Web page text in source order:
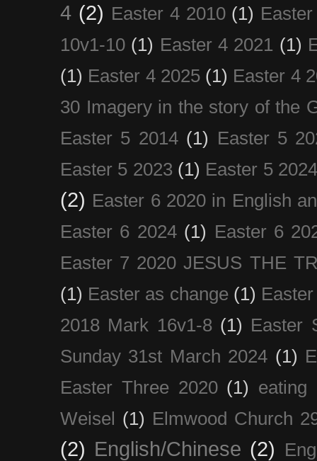
4 (2) Easter 4 2010 (1)
10v1-10 (1) Easter 4 2021 (1)
(1) Easter 4 2025 (1) Easter 4
30 Imagery in the story of the
Easter 5 2014 (1) Easter 5
Easter 5 2023 (1) Easter 5
(2) Easter 6 2020 in English
Easter 6 2024 (1) Easter 6
Easter 7 2020 JESUS THE
(1) Easter as change (1)
2018 Mark 16v1-8 (1) Easter
Sunday 31st March 2024 (1)
Easter Three 2020 (1) eating
Weisel
(1) Elmwood Church
(2) English/Chinese (2)